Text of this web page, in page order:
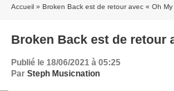
Accueil » Broken Back est de retour avec « Oh My
Broken Back est de retour
Publié le 18/06/2021 à 05:25
Par Steph Musicnation